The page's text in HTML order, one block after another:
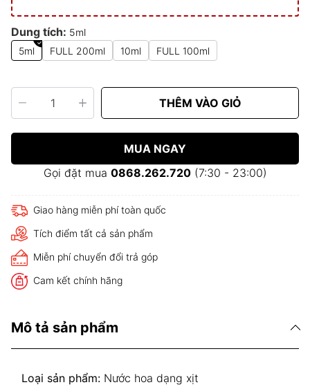
Dung tích: 5ml
5ml
FULL 200ml 10ml FULL 100ml
THÊM VÀO GIỎ
MUA NGAY
Gọi đặt mua 0868.262.720(7:30 - 23:00)
Giao hàng miễn phí toàn quốc
Tích điểm tất cả sản phẩm
Miễn phí chuyển đổi trả góp
Cam kết chính hãng
Mô tả sản phẩm
Loại sản phẩm: Nước hoa dạng xịt